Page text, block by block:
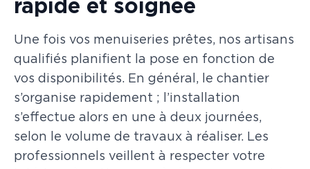
rapide et soignée
Une fois vos menuiseries prêtes, nos artisans
qualifiés planifient la pose en fonction de
vos disponibilités. En général, le chantier
s’organise rapidement ; l’installation
s’effectue alors en une à deux journées,
selon le volume de travaux à réaliser. Les
professionnels veillent à respecter votre